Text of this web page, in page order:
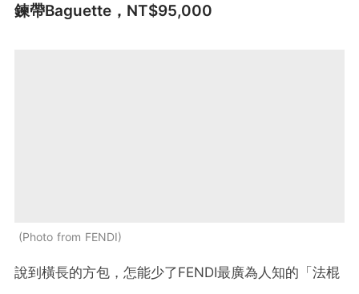
鍊帶Baguette，NT$95,000
Photo from FENDI
說到橫長的方包，怎能少了FENDI最廣為人知的「法棍